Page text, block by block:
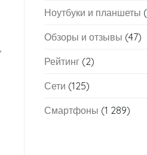
Ноутбуки и планшеты
Обзоры и отзывы (47)
Рейтинг (2)
Сети (125)
Смартфоны (1 289)